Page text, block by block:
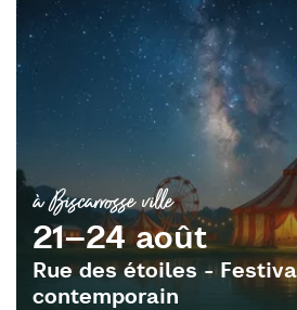
à Biscarrosse ville
21–24 août
Rue des étoiles -
contemporain